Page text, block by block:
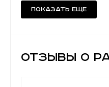
Показать еще
Отзывы о